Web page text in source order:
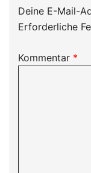
Deine E-Mail-
Erforderliche
Kommentar *